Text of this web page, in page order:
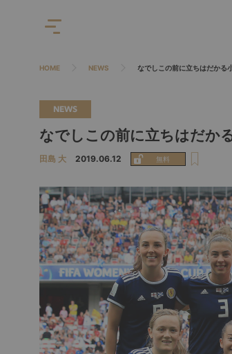
HOME NEWS なでしこの前に立ちはだかる
NEWS
なでしこの前に立ちはだか
田島 大 2019.06.12